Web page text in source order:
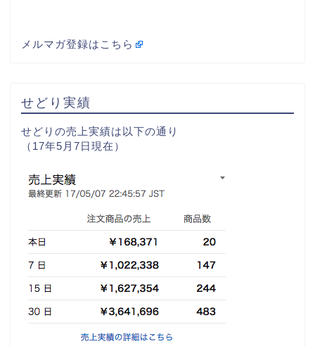
メルマガ登録はこちら
せどり実績
せどりの売上実績は以下の通り
（17年5月7日現在）